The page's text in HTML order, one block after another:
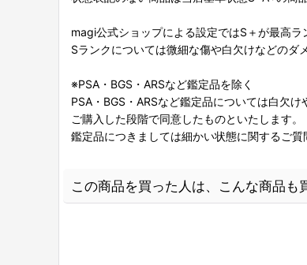
magi公式ショップによる設定ではS＋が最高ラ
Sランクについては微細な傷や白欠けなどのダ
※PSA・BGS・ARSなど鑑定品を除く
PSA・BGS・ARSなど鑑定品については白欠
ご購入した段階で同意したものといたします。
鑑定品につきましては細かい状態に関するご
この商品を買った人は、こんな商品も